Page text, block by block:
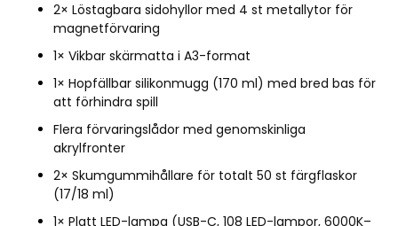
2× Löstagbara sidohyllor med 4 st metallytor för
magnetförvaring
1× Vikbar skärmatta i A3-format
1× Hopfällbar silikonmugg (170 ml) med bred bas för
att förhindra spill
Flera förvaringslådor med genomskinliga
akrylfronter
2× Skumgummihållare för totalt 50 st färgflaskor
(17/18 ml)
1× Platt LED-lampa (USB-C, 108 LED-lampor, 6000K–